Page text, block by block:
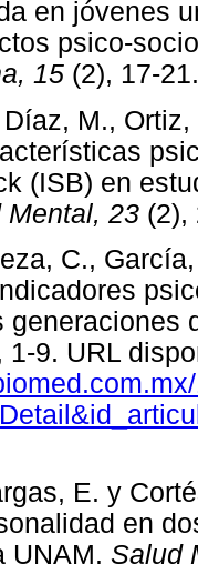
en jóvenes
psico-
15 (2),
M.,
(ISB) en
Mental, 23
C.,
1-9. URL
E. y
en
UNAM. Salud